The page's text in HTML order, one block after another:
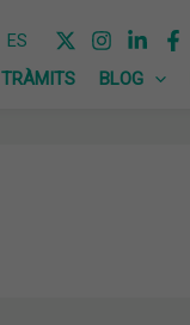
ES
TRÀMITS BLOG